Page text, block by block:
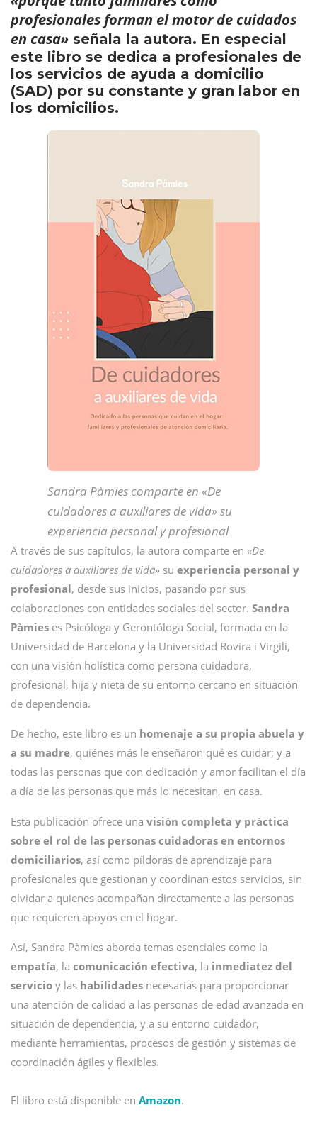
profesionales forman el motor de cuidados
en casa» señala la autora. En especial
este libro se dedica a profesionales de
los servicios de ayuda a domicilio
(SAD) por su constante y gran labor en
los domicilios.
Sandra Pàmies comparte en «De
cuidadores a auxiliares de vida» su
experiencia personal y profesional
A través de sus capítulos, la autora comparte en «De
cuidadores a auxiliares de vida» su experiencia personal y
profesional, desde sus inicios, pasando por sus
colaboraciones con entidades sociales del sector. Sandra
Pàmies es Psicóloga y Gerontóloga Social, formada en la
Universidad de Barcelona y la Universidad Rovira i Virgili,
con una visión holística como persona cuidadora,
profesional, hija y nieta de su entorno cercano en situación
de dependencia.
De hecho, este libro es un homenaje a su propia abuela y
a su madre, quiénes más le enseñaron qué es cuidar; y a
todas las personas que con dedicación y amor facilitan el día
a día de las personas que más lo necesitan, en casa.
Esta publicación ofrece una visión completa y práctica
sobre el rol de las personas cuidadoras en entornos
domiciliarios, así como píldoras de aprendizaje para
profesionales que gestionan y coordinan estos servicios, sin
olvidar a quienes acompañan directamente a las personas
que requieren apoyos en el hogar.
Así, Sandra Pàmies aborda temas esenciales como la
empatía, la comunicación efectiva, la inmediatez del
servicio y las habilidades necesarias para proporcionar
una atención de calidad a las personas de edad avanzada en
situación de dependencia, y a su entorno cuidador,
mediante herramientas, procesos de gestión y sistemas de
coordinación ágiles y flexibles.
El libro está disponible en Amazon.